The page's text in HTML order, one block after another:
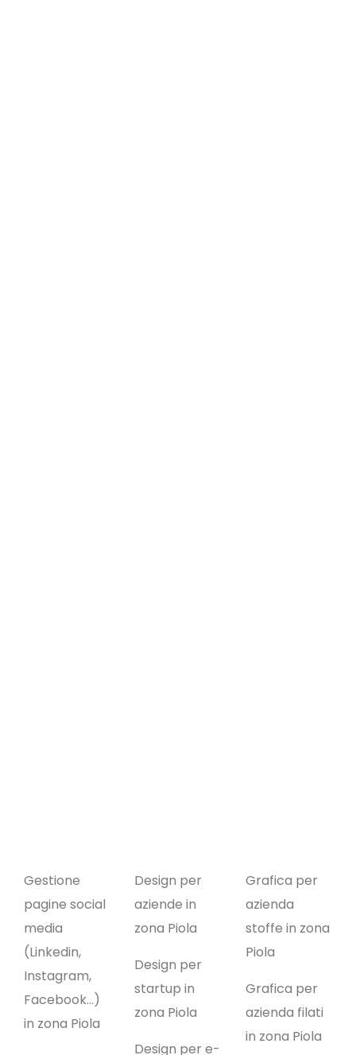
Gestione
pagine social
media
(Linkedin,
Instagram,
Facebook…)
in zona Piola
Design per
aziende in
zona Piola
Design per
startup in
zona Piola
Design per e-
Grafica per
azienda
stoffe in zona
Piola
Grafica per
azienda filati
in zona Piola